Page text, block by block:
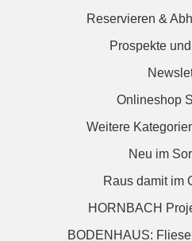
Reservieren &
Prospekte
Onlineshop
Weitere
Neu im
Raus damit im
HORNBACH
BODENHAUS: